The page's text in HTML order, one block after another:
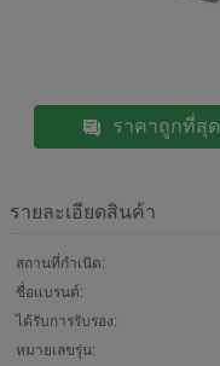
ราคาถูกที่สุด
รายละเอียดสินค้า
สถานที่กำเนิด:
ชื่อแบรนด์:
ได้รับการรับรอง:
หมายเลขรุ่น: